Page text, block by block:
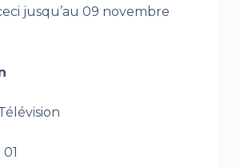
jusqu’au 09 novembre